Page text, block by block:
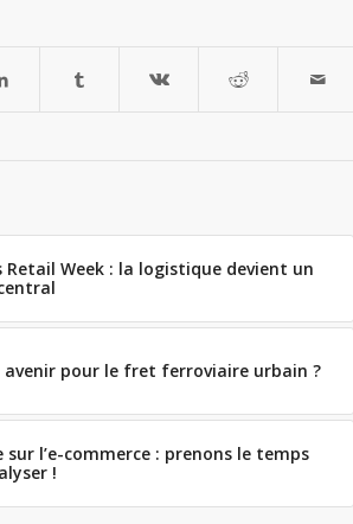
Retail Week : la logistique devient un
avenir pour le fret ferroviaire urbain ?
sur l’e-commerce : prenons le temps
!